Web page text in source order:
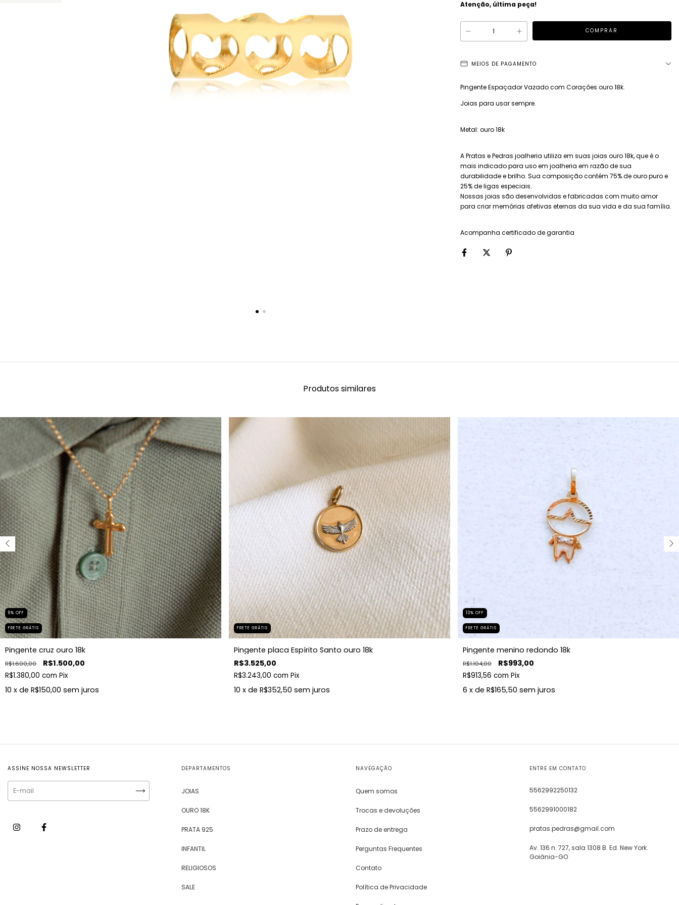
Atenção, última peça!
MEIOS DE PAGAMENTO
Pingente Espaçador Vazado com Corações ouro 18k.
Joias para usar sempre.
Metal: ouro 18k
A Pratas e Pedras joalheria utiliza em suas joias ouro 18k, que é o
mais indicado para uso em joalheria em razão de sua
durabilidade e brilho. Sua composição contém 75% de ouro puro e
25% de ligas especiais.
Nossas joias são desenvolvidas e fabricadas com muito amor
para criar memórias afetivas eternas da sua vida e da sua família.
Acompanha certificado de garantia
Produtos similares
6% OFF
FRETE GRÁTIS
Pingente cruz ouro 18k
R$1.600,00 R$1.500,00
R$1.380,00 com Pix
10 x de R$150,00 sem juros
FRETE GRÁTIS
Pingente placa Espírito Santo ouro 18k
R$3.525,00
R$3.243,00 com Pix
10 x de R$352,50 sem juros
10% OFF
FRETE GRÁTIS
Pingente menino redondo 18k
R$1.104,00 R$993,00
R$913,56 com Pix
6 x de R$165,50 sem juros
ASSINE NOSSA NEWSLETTER DEPARTAMENTOS
JOIAS
OURO 18K
PRATA 925
INFANTIL
RELIGIOSOS
SALE
NAVEGAÇÃO
Quem somos
Trocas e devoluções
Prazo de entrega
Perguntas Frequentes
Contato
Política de Privacidade
ENTRE EM CONTATO
5562992250132
5562991000182
pratas.pedras@gmail.com
Av. 136 n. 727, sala 1308 B. Ed. New York.
Goiânia-GO